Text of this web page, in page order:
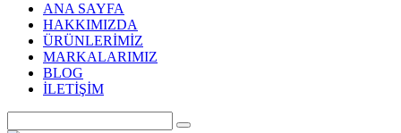
ANA SAYFA
HAKKIMIZDA
ÜRÜNLERİMİZ
MARKALARIMIZ
BLOG
İLETİŞİM